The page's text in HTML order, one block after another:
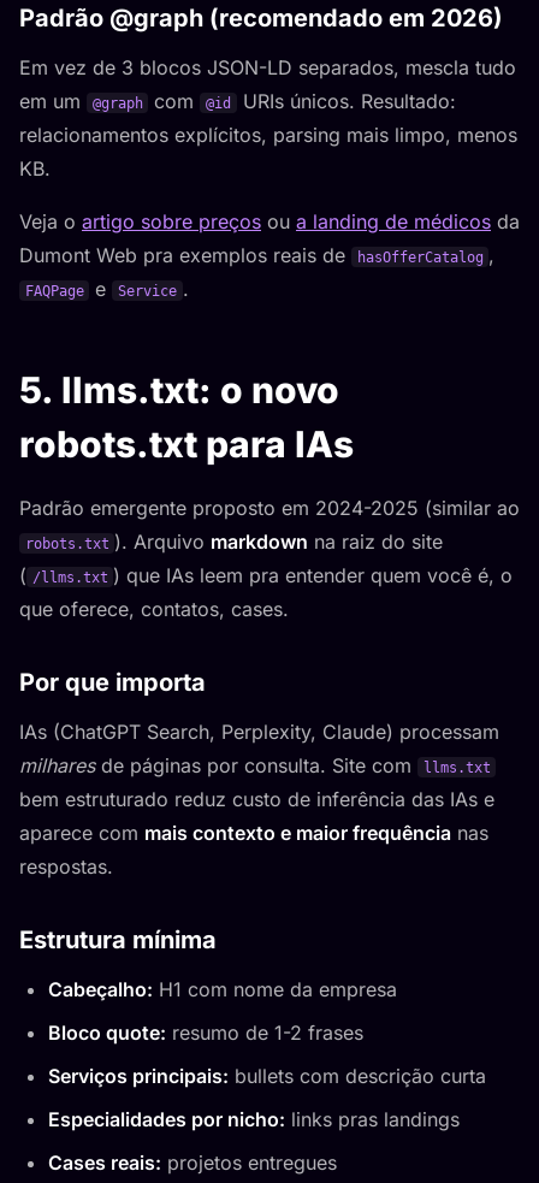
Padrão @graph (recomendado em 2026)
Em vez de 3 blocos JSON-LD separados, mescla tudo
em um
@graph com @id
URIs únicos. Resultado:
relacionamentos explícitos, parsing mais limpo, menos
KB.
Veja o artigo sobre preços ou a landing de médicos da
Dumont Web pra exemplos reais de
hasOfferCatalog ,
FAQPage e Service .
5. llms.txt: o novo
robots.txt para IAs
Padrão emergente proposto em 2024-2025 (similar ao
robots.txt ). Arquivo markdown na raiz do site
( /llms.txt ) que IAs leem pra entender quem você é, o
que oferece, contatos, cases.
Por que importa
IAs (ChatGPT Search, Perplexity, Claude) processam
milharesde páginas por consulta. Site com llms.txt
bem estruturado reduz custo de inferência das IAs e
aparece com mais contexto e maior frequência nas
respostas.
Estrutura mínima
Cabeçalho: H1 com nome da empresa
Bloco quote: resumo de 1-2 frases
Serviços principais: bullets com descrição curta
Especialidades por nicho: links pras landings
Cases reais: projetos entregues